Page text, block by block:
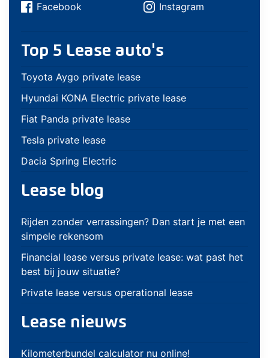
Facebook Instagram
Top 5 Lease auto's
Toyota Aygo private lease
Hyundai KONA Electric private lease
Fiat Panda private lease
Tesla private lease
Dacia Spring Electric
Lease blog
Rijden zonder verrassingen? Dan start je met een
simpele rekensom
Financial lease versus private lease: wat past het
best bij jouw situatie?
Private lease versus operational lease
Lease nieuws
Kilometerbundel calculator nu online!